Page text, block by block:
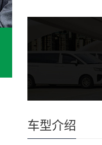
车型介绍